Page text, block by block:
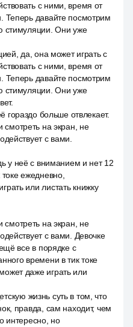
с ними, время от
Теперь давайте посмотрим
стимуляции. Они уже
да, она может играть с
с ними, время от
Теперь давайте посмотрим
стимуляции. Они уже
гораздо больше отвлекает.
смотреть на экран, не
с вами.
у неё с вниманием и нет 12
ежедневно,
или листать книжку
смотреть на экран, не
с вами. Девочке
все в порядке с
времени в тик токе
даже играть или
жизнь суть в том, что
правда, сам находит, чем
интересно, но